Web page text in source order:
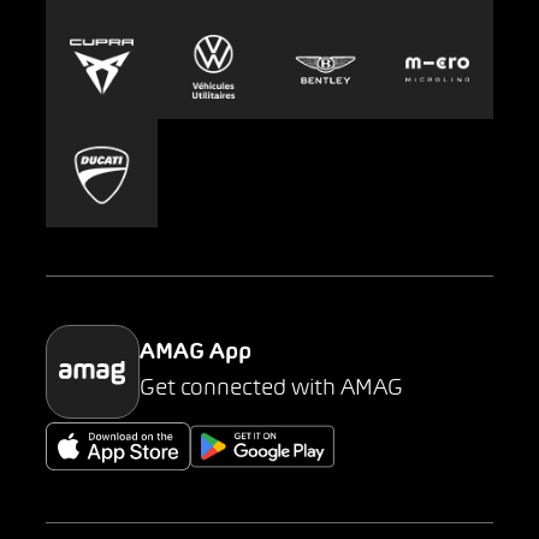
Europcar
Carsharing
Mobility-as-a-Service
Parking
Presse
AMAG App
Get connected with AMAG